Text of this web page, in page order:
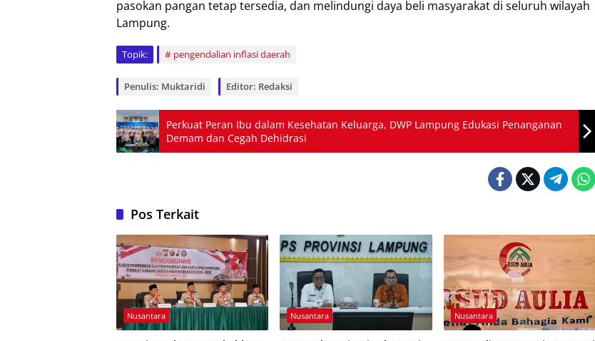
pasokan pangan tetap tersedia, dan melindungi daya beli masyarakat di seluruh wilayah
Lampung.
Topik: pengendalian inflasi daerah
Penulis: Muktaridi Editor: Redaksi
Perkuat Peran Ibu dalam Kesehatan Keluarga, DWP Lampung Edukasi Penanganan
Demam dan Cegah Dehidrasi
Pos Terkait
Nusantara Nusantara Nusantara